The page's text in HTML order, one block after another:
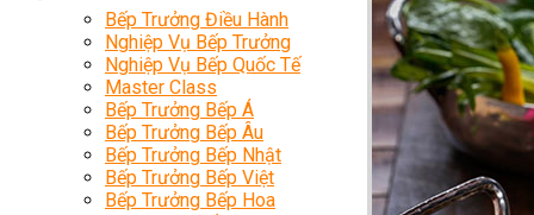
Bếp Trưởng Điều Hành
Nghiệp Vụ Bếp Trưởng
Nghiệp Vụ Bếp Quốc Tế
Master Class
Bếp Trưởng Bếp Á
Bếp Trưởng Bếp Âu
Bếp Trưởng Bếp Nhật
Bếp Trưởng Bếp Việt
Bếp Trưởng Bếp Hoa